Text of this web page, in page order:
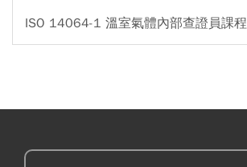
ISO 14064-1 溫室氣體內部查證員課程